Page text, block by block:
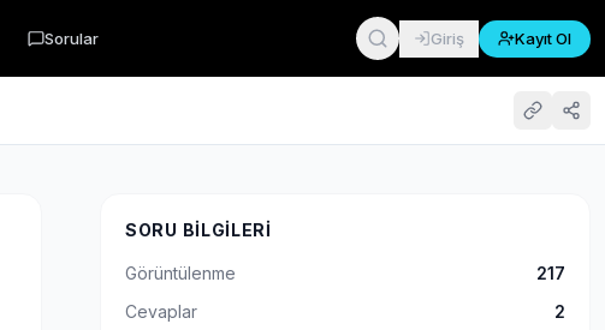
Sorular Giriş Kayıt Ol
SORU BILGILERI
Görüntülenme
217
Cevaplar
2